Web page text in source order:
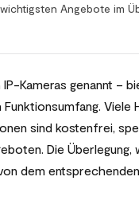
Angebote im
IP-Kameras genannt –
sind kostenfrei,
Die Überlegung,
dem